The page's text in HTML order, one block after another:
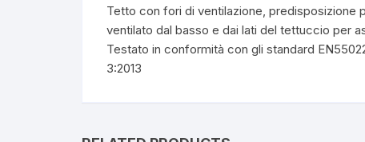
Tetto con fori di ventilazione, predisposizione
ventilato dal basso e dai lati del tettuccio per
Testato in conformità con gli standard
3:2013